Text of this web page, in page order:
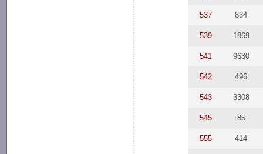
537 834
539 1869
541 9630
542 496
543 3308
545 85
555 414